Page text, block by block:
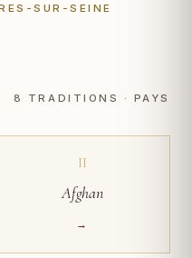
SUR-SEINE
8 TRADITIONS · PAYS
II
Afghan
→